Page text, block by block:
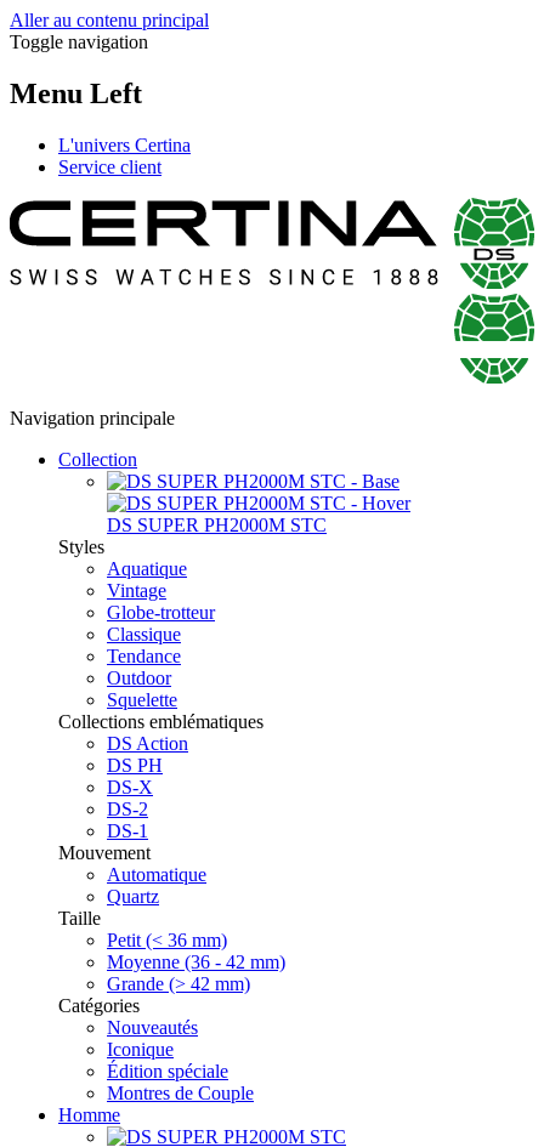
Aller au contenu principal
Toggle navigation
Menu Left
L'univers Certina
Service client
Navigation principale
Collection
DS SUPER PH2000M STC
Styles
Aquatique
Vintage
Globe-trotteur
Classique
Tendance
Outdoor
Squelette
Collections emblématiques
DS Action
DS PH
DS-X
DS-2
DS-1
Mouvement
Automatique
Quartz
Taille
Petit (< 36 mm)
Moyenne (36 - 42 mm)
Grande (> 42 mm)
Catégories
Nouveautés
Iconique
Édition spéciale
Montres de Couple
Homme